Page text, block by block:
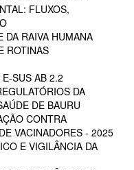
FLUXOS,
DA RAIVA HUMANA
ROTINAS
SUS AB 2.2
DA
DE BAURU
CONTRA
VACINADORES - 2025
E VIGILÂNCIA DA